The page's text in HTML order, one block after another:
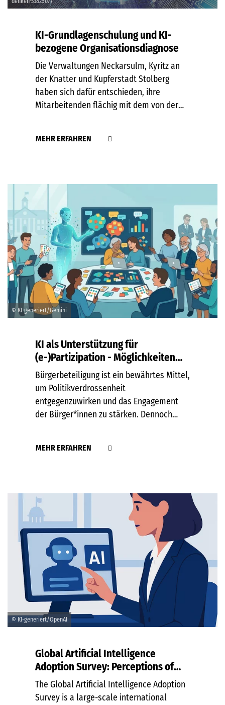
KI-Grundlagenschulung und KI-
bezogene Organisationsdiagnose
Die Verwaltungen Neckarsulm, Kyritz an
der Knatter und Kupferstadt Stolberg
haben sich dafür entschieden, ihre
Mitarbeitenden flächig mit dem von der
werden mit der Schulung Einstellungen
MEHR ERFAHREN
© KI-generiert/Gemini
KI als Unterstützung für
(e-)Partizipation - Möglichkeiten
und Grenzen
Bürgerbeteiligung ist ein bewährtes Mittel,
um Politikverdrossenheit
entgegenzuwirken und das Engagement
der Bürger*innen zu stärken. Dennoch
die Kommunalverwaltungen eine große
MEHR ERFAHREN
© KI-generiert/OpenAI
Global Artificial Intelligence
Adoption Survey: Perceptions of
Public Sector Employees
The Global Artificial Intelligence Adoption
Survey is a large-scale international